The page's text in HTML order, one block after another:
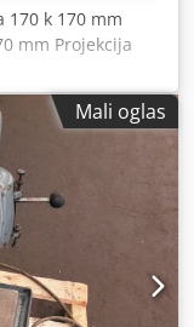
170 k 170 mm
mm Projekcija
500 / 896 /
Prečnik kolone 65
Mali oglas